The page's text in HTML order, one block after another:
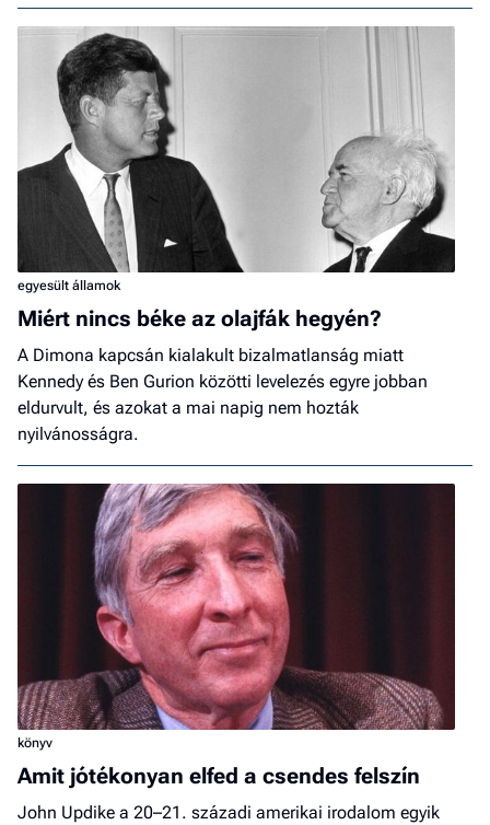
egyesült államok
Miért nincs béke az olajfák hegyén?
A Dimona kapcsán kialakult bizalmatlanság miatt
Kennedy és Ben Gurion közötti levelezés egyre jobban
eldurvult, és azokat a mai napig nem hozták
nyilvánosságra.
könyv
Amit jótékonyan elfed a csendes felszín
John Updike a 20–21. századi amerikai irodalom egyik